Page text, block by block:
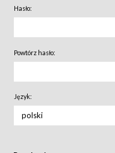
Hasło:
Powtórz hasło:
Język:
polski